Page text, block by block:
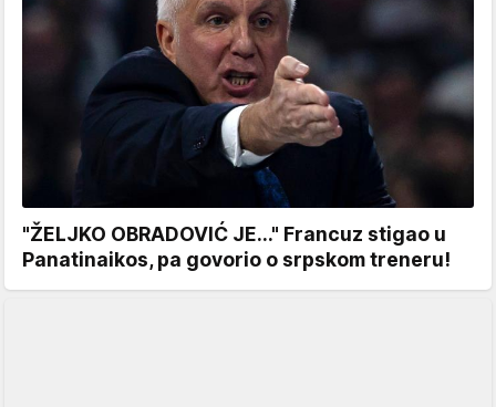
"ŽELJKO OBRADOVIĆ JE..." Francuz stigao u
Panatinaikos, pa govorio o srpskom treneru!